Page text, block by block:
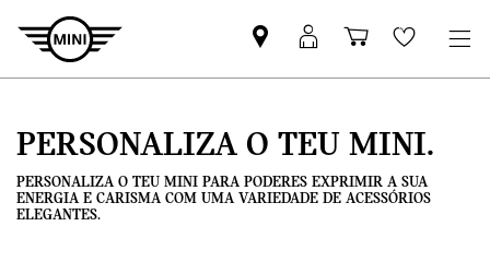
Pesquisar
parceiro
Iniciar
sessão
Carrinho
de
Wishlist
PERSONALIZA O TEU MINI.
PERSONALIZA O TEU MINI PARA PODERES EXPRIMIR A SUA
ENERGIA E CARISMA COM UMA VARIEDADE DE ACESSÓRIOS
ELEGANTES.